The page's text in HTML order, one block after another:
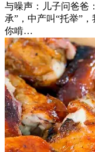
与噪声：儿子问爸爸
承”，中产叫“托举”
你啃…